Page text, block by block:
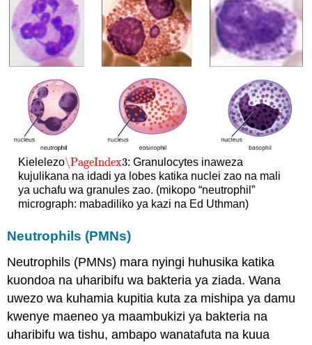
Kielelezo\PageIndex3
\PageIndex3: Granulocytes inaweza
kujulikana na idadi ya lobes katika nuclei zao na mali
ya uchafu wa granules zao. (mikopo “neutrophil”
micrograph: mabadiliko ya kazi na Ed Uthman)
Neutrophils (PMNs)
Neutrophils (PMNs) mara nyingi huhusika katika
kuondoa na uharibifu wa bakteria ya ziada. Wana
uwezo wa kuhamia kupitia kuta za mishipa ya damu
kwenye maeneo ya maambukizi ya bakteria na
uharibifu wa tishu, ambapo wanatafuta na kuua